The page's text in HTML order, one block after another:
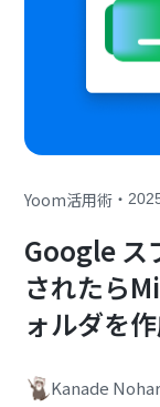
Yoom活用術 ・
Google ス
されたら
ォルダを
Kanade